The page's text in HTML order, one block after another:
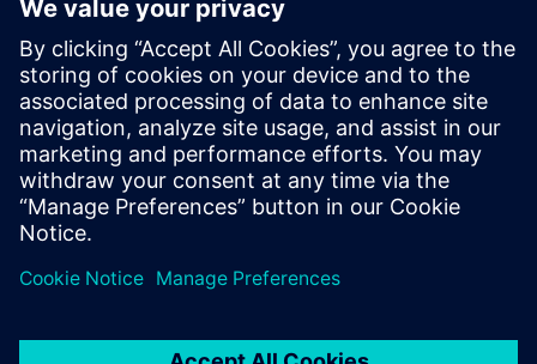
Klicke auf die Lupe, um den Suchvorgang zu starten.